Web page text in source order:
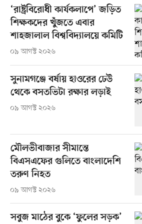
‘রাষ্ট্রবিরোধী কার্যকলাপে’ জড়িত
শিক্ষকদের খুঁজতে এবার
শাহজালাল বিশ্ববিদ্যালয়ে কমিটি
০৯ আগস্ট ২০২৬
সুনামগঞ্জে বর্ষায় হাওরের ঢেউ
থেকে বসতভিটা রক্ষার লড়াই
০৯ আগস্ট ২০২৬
মৌলভীবাজার সীমান্তে
বিএসএফের গুলিতে বাংলাদেশি
তরুণ নিহত
০৯ আগস্ট ২০২৬
সবুজ মাঠের বুকে ‘ফুলের সড়ক’